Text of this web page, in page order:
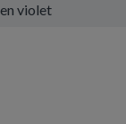
violet